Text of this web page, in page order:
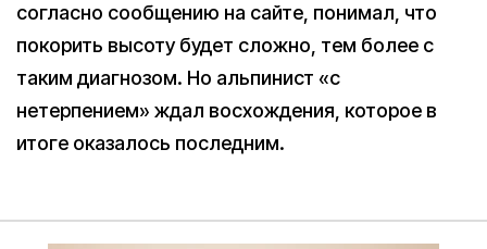
согласно сообщению на сайте, понимал, что
покорить высоту будет сложно, тем более с
таким диагнозом. Но альпинист «с
нетерпением» ждал восхождения, которое в
итоге оказалось последним.